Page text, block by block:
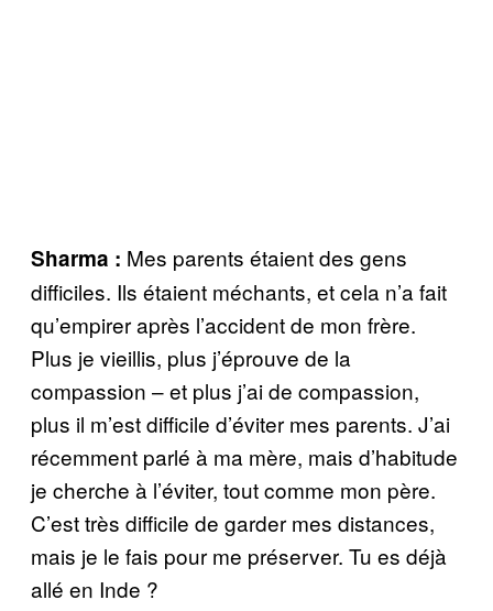
Sharma : Mes parents étaient des gens
difficiles. Ils étaient méchants, et cela n’a fait
qu’empirer après l’accident de mon frère.
Plus je vieillis, plus j’éprouve de la
compassion – et plus j’ai de compassion,
plus il m’est difficile d’éviter mes parents. J’ai
récemment parlé à ma mère, mais d’habitude
je cherche à l’éviter, tout comme mon père.
C’est très difficile de garder mes distances,
mais je le fais pour me préserver. Tu es déjà
allé en Inde ?